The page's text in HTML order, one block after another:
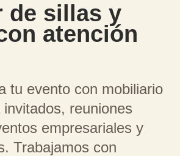
de sillas y
atención
tu evento con mobiliario
reuniones
empresariales y
Trabajamos con